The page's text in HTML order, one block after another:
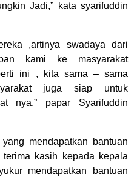
Jadi,” kata syarifuddin
,artinya swadaya dari
kami ke masyarakat
ini , kita sama – sama
juga siap untuk
nya,” papar Syarifuddin
mendapatkan bantuan
kasih kepada kepala
mendapatkan bantuan